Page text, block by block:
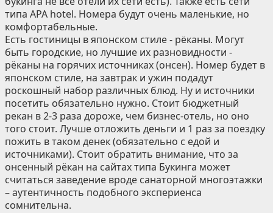
типа APA hotel. Номера будут очень маленькие, но
комфортабельные.
Есть гостиницы в японском стиле - рёканы. Могут
быть городские, но лучшие их разновидности -
рёканы на горячих источниках (онсен). Номер будет в
японском стиле, на завтрак и ужин подадут
роскошный набор различных блюд. Ну и источники
посетить обязательно нужно. Стоит бюджетный
рекан в 2-3 раза дороже, чем бизнес-отель, но оно
того стоит. Лучше отложить деньги и 1 раз за поездку
пожить в таком денек (обязательно с едой и
источниками). Стоит обратить внимание, что за
онсенный рёкан на сайтах типа Букинга может
считаться заведение вроде санаторной многоэтажки
– аутентичность подобного экспериенса
сомнительна.